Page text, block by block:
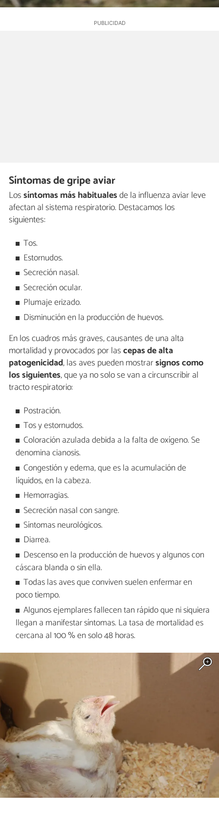
Síntomas de gripe aviar
Lossíntomas más habitualesde la influenza aviar leve
afectan al sistema respiratorio. Destacamos los
siguientes:
Tos.
Estornudos.
Secreción nasal.
Secreción ocular.
Plumaje erizado.
Disminución en la producción de huevos.
En los cuadros más graves, causantes de una alta
mortalidad y provocados por lascepas de alta
patogenicidad, las aves pueden mostrarsignos como
los siguientes, que ya no solo se van a circunscribir al
tracto respiratorio:
Postración.
Tos y estornudos.
Coloración azulada debida a la falta de oxígeno. Se
denomina cianosis.
Congestión y edema, que es la acumulación de
líquidos, en la cabeza.
Hemorragias.
Secreción nasal con sangre.
Síntomas neurológicos.
Diarrea.
Descenso en la producción de huevos y algunos con
cáscara blanda o sin ella.
Todas las aves que conviven suelen enfermar en
poco tiempo.
Algunos ejemplares fallecen tan rápido que ni siquiera
llegan a manifestar síntomas. La tasa de mortalidad es
cercana al 100 % en solo 48 horas.